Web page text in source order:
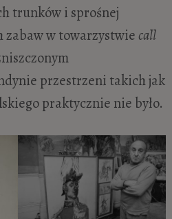
trunków i sprośnej
zabaw w towarzystwie call
przestrzeni takich jak
praktycznie nie było.